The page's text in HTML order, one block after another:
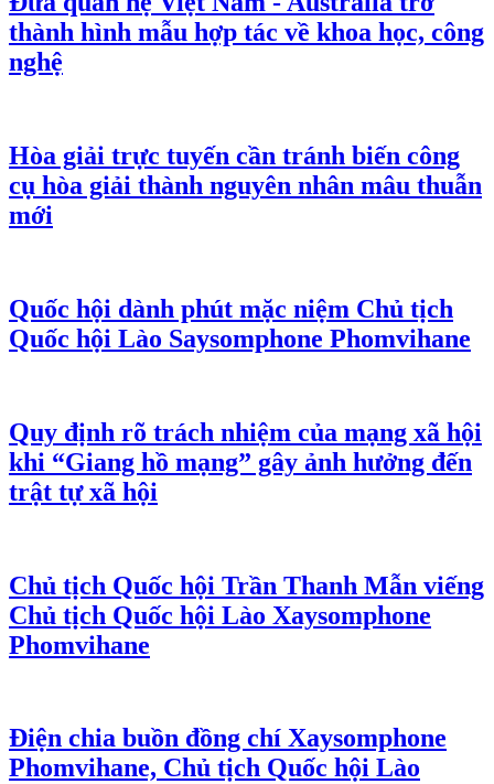
thành hình mẫu hợp tác về khoa học, công
nghệ
Hòa giải trực tuyến cần tránh biến công
cụ hòa giải thành nguyên nhân mâu thuẫn
mới
Quốc hội dành phút mặc niệm Chủ tịch
Quốc hội Lào Saysomphone Phomvihane
Quy định rõ trách nhiệm của mạng xã hội
khi “Giang hồ mạng” gây ảnh hưởng đến
trật tự xã hội
Chủ tịch Quốc hội Trần Thanh Mẫn viếng
Chủ tịch Quốc hội Lào Xaysomphone
Phomvihane
Điện chia buồn đồng chí Xaysomphone
Phomvihane, Chủ tịch Quốc hội Lào